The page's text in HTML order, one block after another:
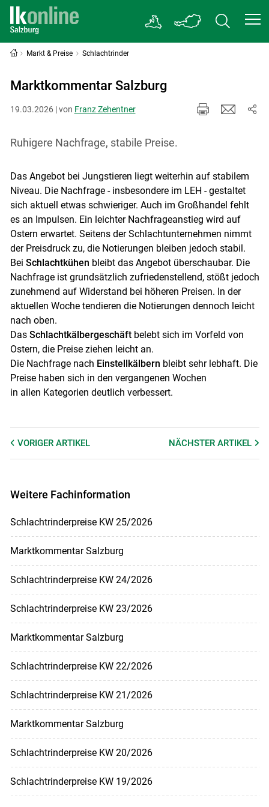
Skip to main content
Markt & Preise Schlachtrinder
Marktkommentar Salzburg
19.03.2026 | von Franz Zehentner
Ruhigere Nachfrage, stabile Preise.
Das Angebot bei Jungstieren liegt weiterhin auf stabilem
Niveau. Die Nachfrage - insbesondere im LEH - gestaltet
sich aktuell etwas schwieriger. Auch im Großhandel fehlt
es an Impulsen. Ein leichter Nachfrageanstieg wird auf
Ostern erwartet. Seitens der Schlachtunternehmen nimmt
der Preisdruck zu, die Notierungen bleiben jedoch stabil.
Bei Schlachtkühen bleibt das Angebot überschaubar. Die
Nachfrage ist grundsätzlich zufriedenstellend, stößt jedoch
zunehmend auf Widerstand bei höheren Preisen. In der
aktuellen Woche tendieren die Notierungen dennoch leicht
nach oben.
Das Schlachtkälbergeschäftbelebt sich im Vorfeld von
Ostern, die Preise ziehen leicht an.
Die Nachfrage nach Einstellkälbern bleibt sehr lebhaft. Die
Preise haben sich in den vergangenen Wochen
in allen Kategorien deutlich verbessert.
VORIGER ARTIKEL NÄCHSTERARTIKEL
Weitere Fachinformation
Schlachtrinderpreise KW 25/2026
Marktkommentar Salzburg
Schlachtrinderpreise KW 24/2026
Schlachtrinderpreise KW 23/2026
Marktkommentar Salzburg
Schlachtrinderpreise KW 22/2026
Schlachtrinderpreise KW 21/2026
Marktkommentar Salzburg
Schlachtrinderpreise KW 20/2026
Schlachtrinderpreise KW 19/2026